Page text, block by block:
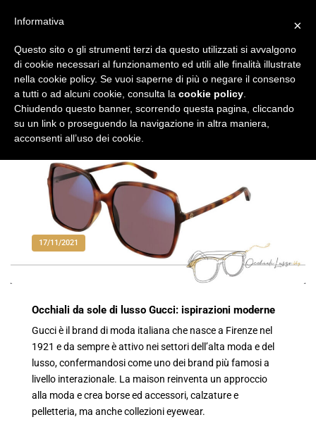
17/11/2021
Occhiali da sole di lusso Gucci: ispirazioni moderne
Gucci è il brand di moda italiana che nasce a Firenze nel
1921 e da sempre è attivo nei settori dell’alta moda e del
lusso, confermandosi come uno dei brand più famosi a
livello interazionale. La maison reinventa un approccio
alla moda e crea borse ed accessori, calzature e
pelletteria, ma anche collezioni eyewear.
×
Informativa
Questo sito o gli strumenti terzi da questo utilizzati si avvalgono
di cookie necessari al funzionamento ed utili alle finalità illustrate
nella cookie policy. Se vuoi saperne di più o negare il consenso
a tutti o ad alcuni cookie, consulta la cookie policy
Chiudendo questo banner, scorrendo questa pagina, cliccando
su un link o proseguendo la navigazione in altra maniera,
acconsenti all’uso dei cookie.